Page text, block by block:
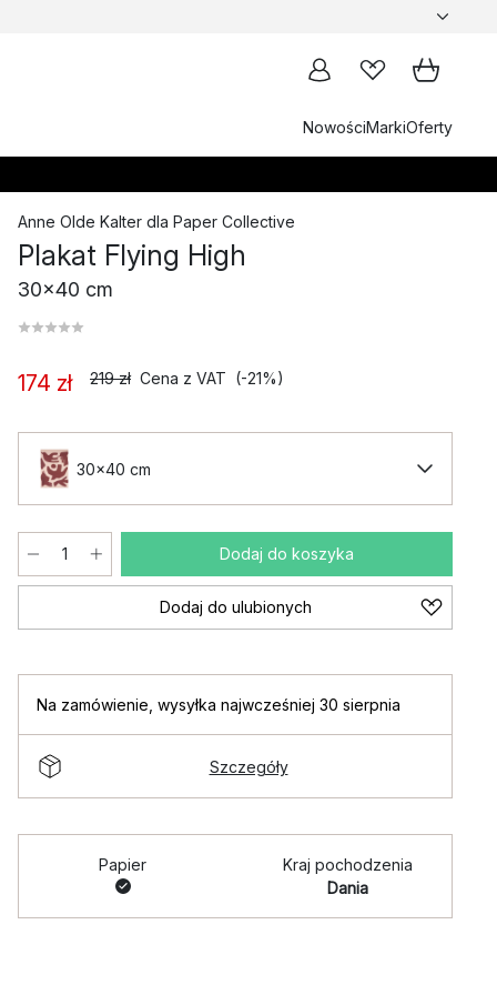
NowościMarkiOferty
Anne Olde Kalter dla Paper Collective
Plakat Flying High
30x40 cm
174 zł 219 zł Cena z VAT (-21%)
30x40 cm
Dodaj do koszyka
Dodaj do ulubionych
Na zamówienie wysyłka najwcześniej 30 sierpnia
Szczegóły
Papier
Kraj pochodzenia
Dania